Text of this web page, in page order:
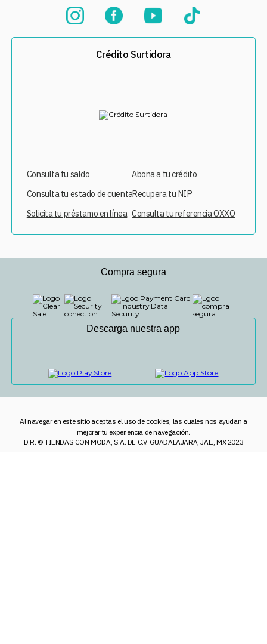
Crédito Surtidora
Consulta tu saldo
Consulta tu estado de cuenta
Solicita tu préstamo en línea
Abona a tu crédito
Recupera tu NIP
Consulta tu referencia OXXO
Compra segura
Descarga nuestra app
Al navegar en este sitio aceptas el uso de cookies, las cuales nos ayudan a
mejorar tu experiencia de navegación.
D.R. © TIENDAS CON MODA, S.A. DE C.V. GUADALAJARA, JAL., MX 2023